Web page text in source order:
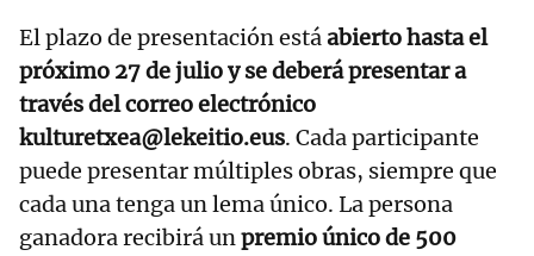
El plazo de presentación estáabierto hasta el
próximo 27 de julio y se deberá presentar a
través del correo electrónico
kulturetxea@lekeitio.eus. Cada participante
puede presentar múltiples obras, siempre que
cada una tenga un lema único. La persona
ganadora recibirá unpremio único de 500